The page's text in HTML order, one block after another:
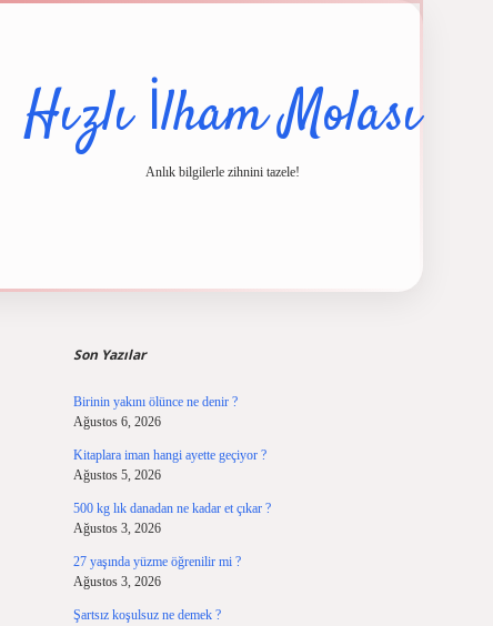
Hızlı İlham Molası
Anlık bilgilerle zihnini tazele!
Son Yazılar
Birinin yakını ölünce ne denir ?
Ağustos 6, 2026
Kitaplara iman hangi ayette geçiyor ?
Ağustos 5, 2026
500 kg lık danadan ne kadar et çıkar ?
Ağustos 3, 2026
27 yaşında yüzme öğrenilir mi ?
Ağustos 3, 2026
Şartsız koşulsuz ne demek ?